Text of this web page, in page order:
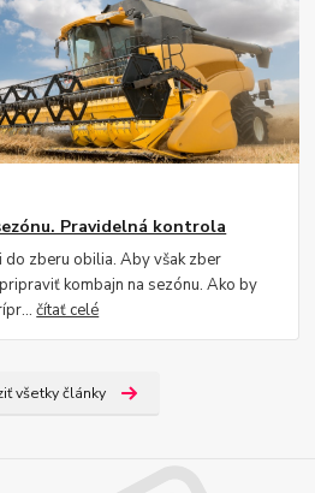
Pravidelná kontrola
do zberu obilia. Aby však zber
kombajn na sezónu. Ako by
čítať celé
všetky články